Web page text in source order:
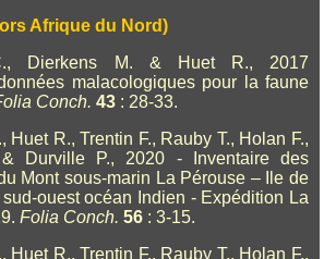
Afrique du Nord)
Dierkens M. & Huet R., 2017
malacologiques pour la faune
Conch. 43 : 28-33.
Huet R., Trentin F., Rauby T., Holan F.,
Durville P., 2020 - Inventaire des
Mont sous-marin La Pérouse – Ile de
ouest océan Indien - Expédition La
Folia Conch. 56 : 3-15.
Huet R., Trentin F., Rauby T., Holan F.,